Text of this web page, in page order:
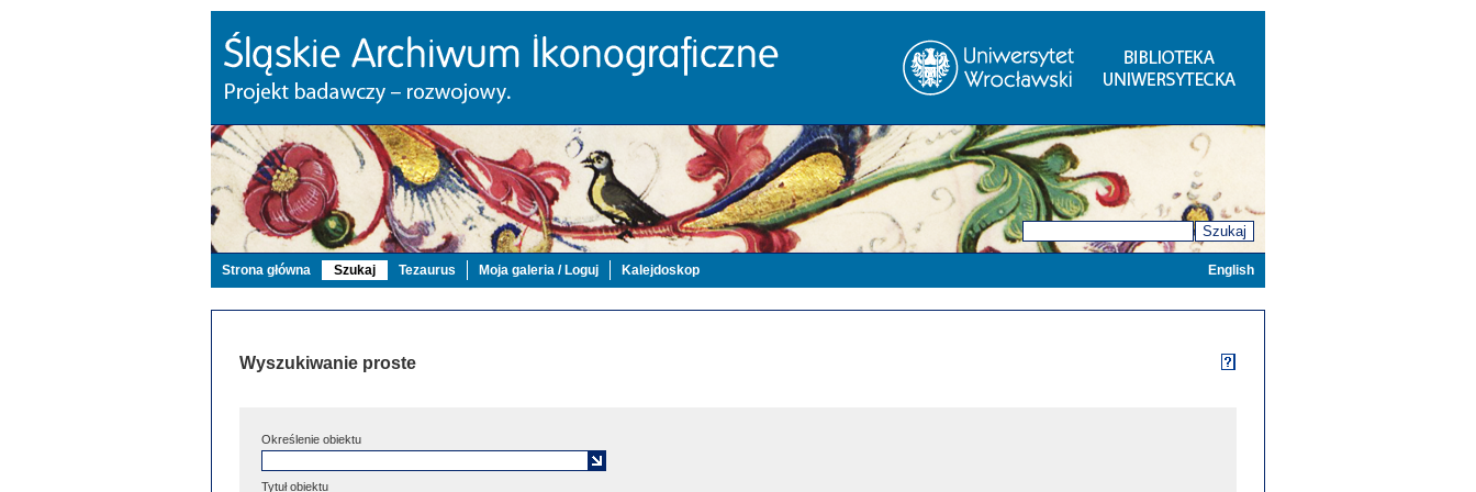
Szukaj
Strona główna Szukaj Tezaurus Moja galeria / Loguj Kalejdoskop English
Wyszukiwanie proste
Określenie obiektu
Tytuł obiektu